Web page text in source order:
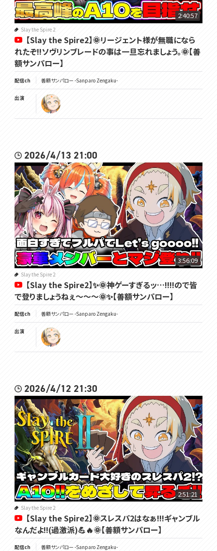
2:40:57
Slay the Spire 2
【Slay the Spire2】🌞リージェント様が無職になら
れたぞ!!ソヴリンブレードの事は一旦忘れましょう。🌞【善
額サンパロー】
配信ch 善額サンパロー -Sanparo Zengaku-
出演
2026/4/13 21:00
3:56:09
Slay the Spire 2
【Slay the Spire2】✨🌞神ゲーすぎるッ…!!!!ので皆
で登りましょうねぇ～～～🌞✨【善額サンパロー】
配信ch 善額サンパロー -Sanparo Zengaku-
出演
2026/4/12 21:30
2:51:21
Slay the Spire 2
【Slay the Spire2】🌞スレスパ2はなぁ!!!ギャンブル
なんだよ!!(過激派)💪🔥🌞【善額サンパロー】
配信ch 善額サンパロー -Sanparo Zengaku-